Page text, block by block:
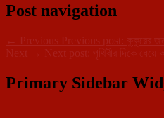
Post navigation
← Previous Previous post:
কুকুরের
Next → Next post: পৃথিবীর দিকে ধেয়ে
Primary Sidebar